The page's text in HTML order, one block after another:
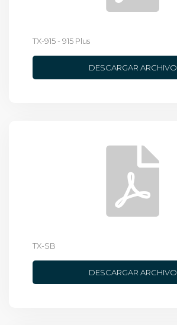
TX-915 - 915 Plus
DESCARGAR ARCHIVO
TX-SB
DESCARGAR ARCHIVO